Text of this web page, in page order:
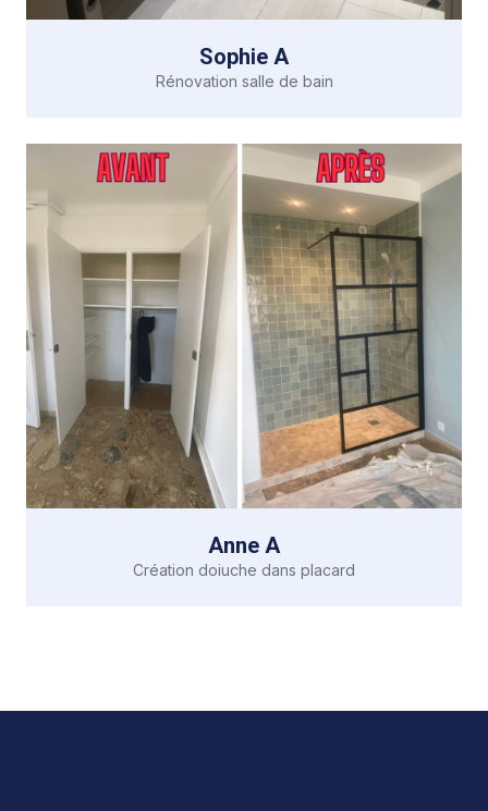
Sophie A
Rénovation salle de bain
Anne A
Création doiuche dans placard